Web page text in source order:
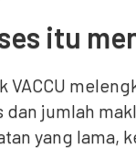
itu
VACCU
dan jumlah
yang lama,